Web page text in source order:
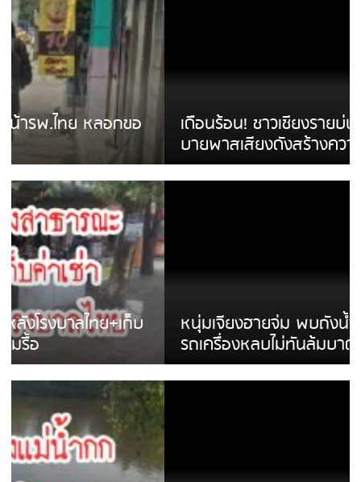
เดือนร้อน! ชาวเชียงรายบ่นรถ Isuzu สีขาวซิ่ง
บายพาสเสียงดังสร้างความรำคาญ
หนุ่มเจียงฮายจ่ม พบถังน้ำดื่มตกกลางถนน
รถเครื่องหลบไม่ทันล้มบาดเจ็บ